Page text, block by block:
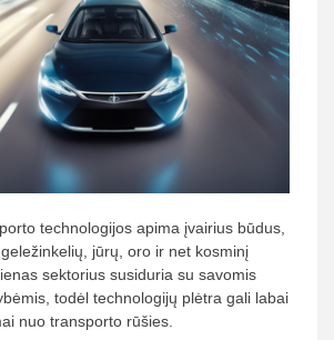
technologijos apima įvairius būdus,
jūrų, oro ir net kosminį
sektorius susiduria su savomis
todėl technologijų plėtra gali labai
nuo transporto rūšies.